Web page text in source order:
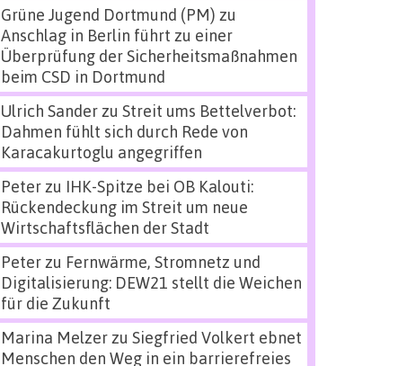
Grüne Jugend Dortmund (PM) zu
Anschlag in Berlin führt zu einer
Überprüfung der Sicherheitsmaßnahmen
beim CSD in Dortmund
Ulrich Sanderzu Streit ums Bettelverbot:
Dahmen fühlt sich durch Rede von
Karacakurtoglu angegriffen
Peterzu IHK-Spitze bei OB Kalouti:
Rückendeckung im Streit um neue
Wirtschaftsflächen der Stadt
Peterzu Fernwärme, Stromnetz und
Digitalisierung: DEW21 stellt die Weichen
für die Zukunft
Marina Melzerzu Siegfried Volkert ebnet
Menschen den Weg in ein barrierefreies